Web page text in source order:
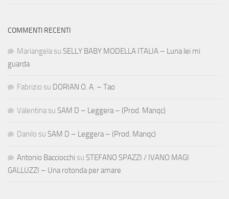
COMMENTI RECENTI
Mariangela su SELLY BABY MODELLA ITALIA – Luna lei mi
guarda
Fabrizio su DORIAN O. A. – Tao
Valentina su SAM D – Leggera – (Prod. Manqc)
Danilo su SAM D – Leggera – (Prod. Manqc)
Antonio Bacciocchi su STEFANO SPAZZI / IVANO MAGI
GALLUZZI – Una rotonda per amare